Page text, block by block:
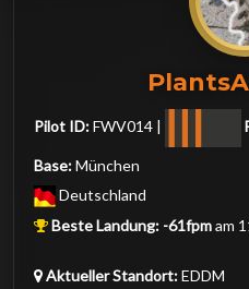
Pilot ID:FWV014 |
Base:München
Deutschland
Beste Landung: -61fpmam
Aktueller Standort:EDDM